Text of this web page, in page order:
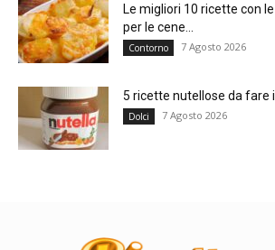
Le migliori 10 ricette con
per le cene...
Contorno 7 Agosto 2026
5 ricette nutellose da fare
Dolci 7 Agosto 2026